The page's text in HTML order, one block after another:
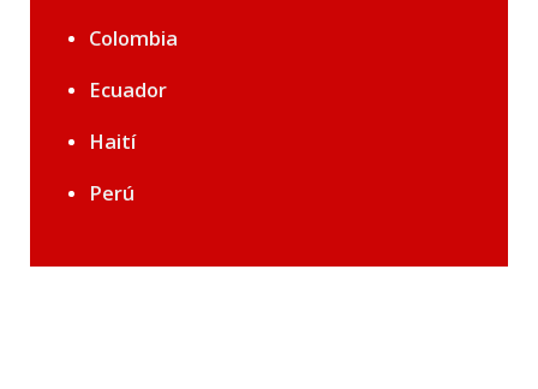
Colombia
Ecuador
Haití
Perú